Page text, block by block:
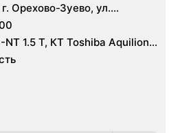
Орехово-Зуево, ул.
1.5 Т, КТ Toshiba Aquilion